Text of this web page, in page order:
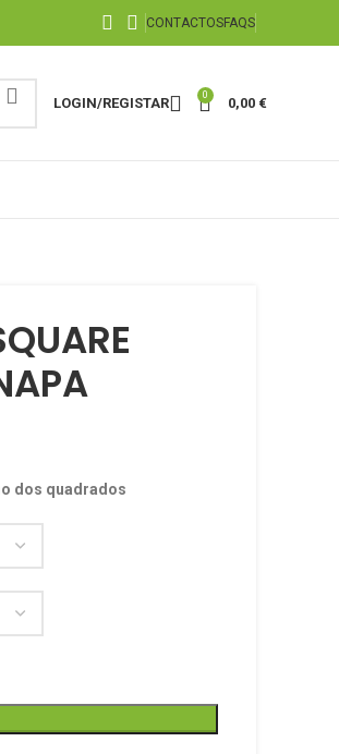
CONTACTOSFAQS
LOGIN/REGISTAR
0
0,00 €
dos quadrados